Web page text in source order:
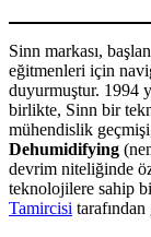
Sinn markası,
eğitmenleri için
duyurmuştur. 1994
birlikte, Sinn bir
mühendislik
Dehumidifying
devrim niteliğinde
teknolojilere sahip
Tamircisi